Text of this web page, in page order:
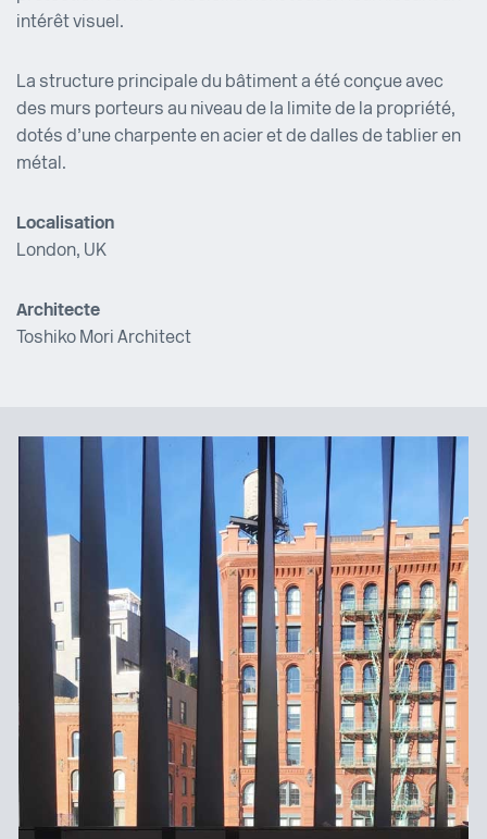
intérêt visuel.
La structure principale du bâtiment a été conçue avec
des murs porteurs au niveau de la limite de la propriété,
dotés d’une charpente en acier et de dalles de tablier en
métal.
Localisation
London, UK
Architecte
Toshiko Mori Architect